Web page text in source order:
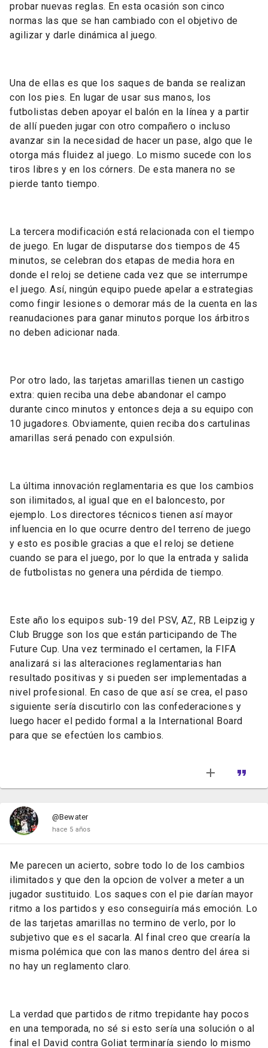
probar nuevas reglas. En esta ocasión son cinco
normas las que se han cambiado con el objetivo de
agilizar y darle dinámica al juego.
Una de ellas es que los saques de banda se realizan
con los pies. En lugar de usar sus manos, los
futbolistas deben apoyar el balón en la línea y a partir
de allí pueden jugar con otro compañero o incluso
avanzar sin la necesidad de hacer un pase, algo que le
otorga más fluidez al juego. Lo mismo sucede con los
tiros libres y en los córners. De esta manera no se
pierde tanto tiempo.
La tercera modificación está relacionada con el tiempo
de juego. En lugar de disputarse dos tiempos de 45
minutos, se celebran dos etapas de media hora en
donde el reloj se detiene cada vez que se interrumpe
el juego. Así, ningún equipo puede apelar a estrategias
como fingir lesiones o demorar más de la cuenta en las
reanudaciones para ganar minutos porque los árbitros
no deben adicionar nada.
Por otro lado, las tarjetas amarillas tienen un castigo
extra: quien reciba una debe abandonar el campo
durante cinco minutos y entonces deja a su equipo con
10 jugadores. Obviamente, quien reciba dos cartulinas
amarillas será penado con expulsión.
La última innovación reglamentaria es que los cambios
son ilimitados, al igual que en el baloncesto, por
ejemplo. Los directores técnicos tienen así mayor
influencia en lo que ocurre dentro del terreno de juego
y esto es posible gracias a que el reloj se detiene
cuando se para el juego, por lo que la entrada y salida
de futbolistas no genera una pérdida de tiempo.
Este año los equipos sub-19 del PSV, AZ, RB Leipzig y
Club Brugge son los que están participando de The
Future Cup. Una vez terminado el certamen, la FIFA
analizará si las alteraciones reglamentarias han
resultado positivas y si pueden ser implementadas a
nivel profesional. En caso de que así se crea, el paso
siguiente sería discutirlo con las confederaciones y
luego hacer el pedido formal a la International Board
para que se efectúen los cambios.
@Bewater
hace 5 años
Me parecen un acierto, sobre todo lo de los cambios
ilimitados y que den la opcion de volver a meter a un
jugador sustituido. Los saques con el pie darían mayor
ritmo a los partidos y eso conseguiría más emoción. Lo
de las tarjetas amarillas no termino de verlo, por lo
subjetivo que es el sacarla. Al final creo que crearía la
misma polémica que con las manos dentro del área si
no hay un reglamento claro.
La verdad que partidos de ritmo trepidante hay pocos
en una temporada, no sé si esto sería una solución o al
final el David contra Goliat terminaría siendo lo mismo